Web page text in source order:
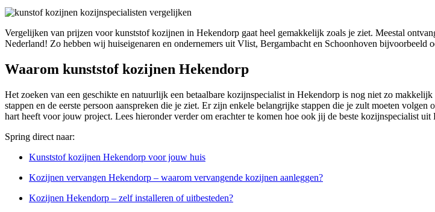
Vergelijken van prijzen voor kunststof kozijnen in Hekendorp gaat heel gemakkelijk zoals je ziet. Meestal
Nederland! Zo hebben wij huiseigenaren en ondernemers uit Vlist, Bergambacht en Schoonhoven bijvoorbeeld
Waarom kunststof kozijnen Hekendorp
Het zoeken van een geschikte en natuurlijk een betaalbare kozijnspecialist in Hekendorp is nog niet zo
stappen en de eerste persoon aanspreken die je ziet. Er zijn enkele belangrijke stappen die je zult moeten
hart heeft voor jouw project. Lees hieronder verder om erachter te komen hoe ook jij de beste kozijnspecialist
Spring direct naar:
Kunststof kozijnen Hekendorp voor jouw huis
Kozijnen vervangen Hekendorp – waarom vervangende kozijnen aanleggen?
Kozijnen Hekendorp – zelf installeren of uitbesteden?